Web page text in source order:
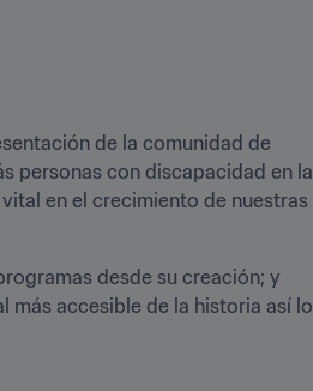
de la comunidad de
personas con discapacidad en la
en el crecimiento de nuestras
desde su creación; y
más accesible de la historia así lo